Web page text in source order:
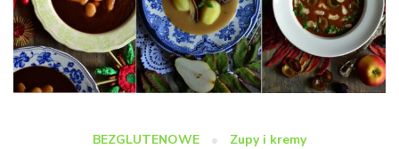
BEZGLUTENOWE Zupy i kremy